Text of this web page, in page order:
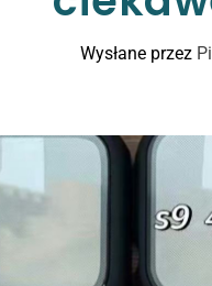
Wysłane przez